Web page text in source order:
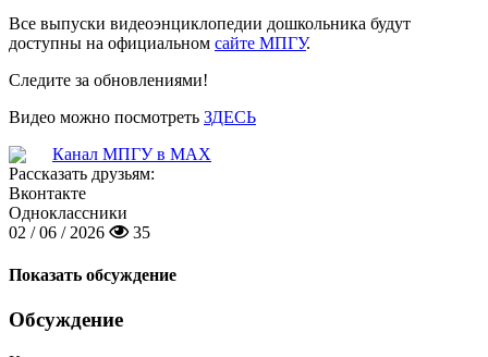
Все выпуски видеоэнциклопедии дошкольника будут
доступны на официальном сайте МПГУ.
Следите за обновлениями!
Видео можно посмотреть ЗДЕСЬ
Канал МПГУ в MAX
Рассказать друзьям:
Вконтакте
Одноклассники
02 / 06 / 2026
35
Показать обсуждение
Обсуждение